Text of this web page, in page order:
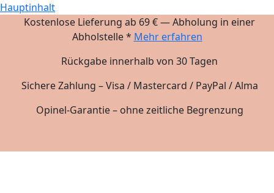
Hauptinhalt
Kostenlose Lieferung ab 69 € — Abholung in einer
Abholstelle * Mehr erfahren
Rückgabe innerhalb von 30 Tagen
Sichere Zahlung – Visa / Mastercard / PayPal / Alma
Opinel-Garantie – ohne zeitliche Begrenzung